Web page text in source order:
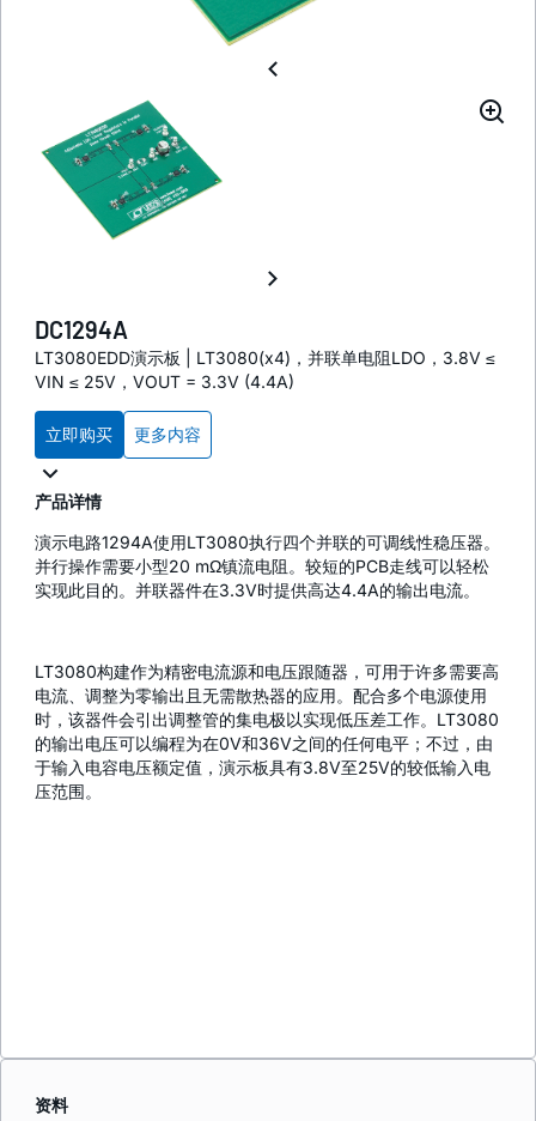
DC1294A
LT3080EDD演示板 | LT3080(x4)，并联单电阻LDO，3.8V ≤
VIN ≤ 25V，VOUT = 3.3V (4.4A)
立即购买 更多内容
产品详情
演示电路1294A使用LT3080执行四个并联的可调线性稳压器。
并行操作需要小型20 mΩ镇流电阻。较短的PCB走线可以轻松
实现此目的。并联器件在3.3V时提供高达4.4A的输出电流。
LT3080构建作为精密电流源和电压跟随器，可用于许多需要高
电流、调整为零输出且无需散热器的应用。配合多个电源使用
时，该器件会引出调整管的集电极以实现低压差工作。LT3080
的输出电压可以编程为在0V和36V之间的任何电平；不过，由
于输入电容电压额定值，演示板具有3.8V至25V的较低输入电
压范围。
资料